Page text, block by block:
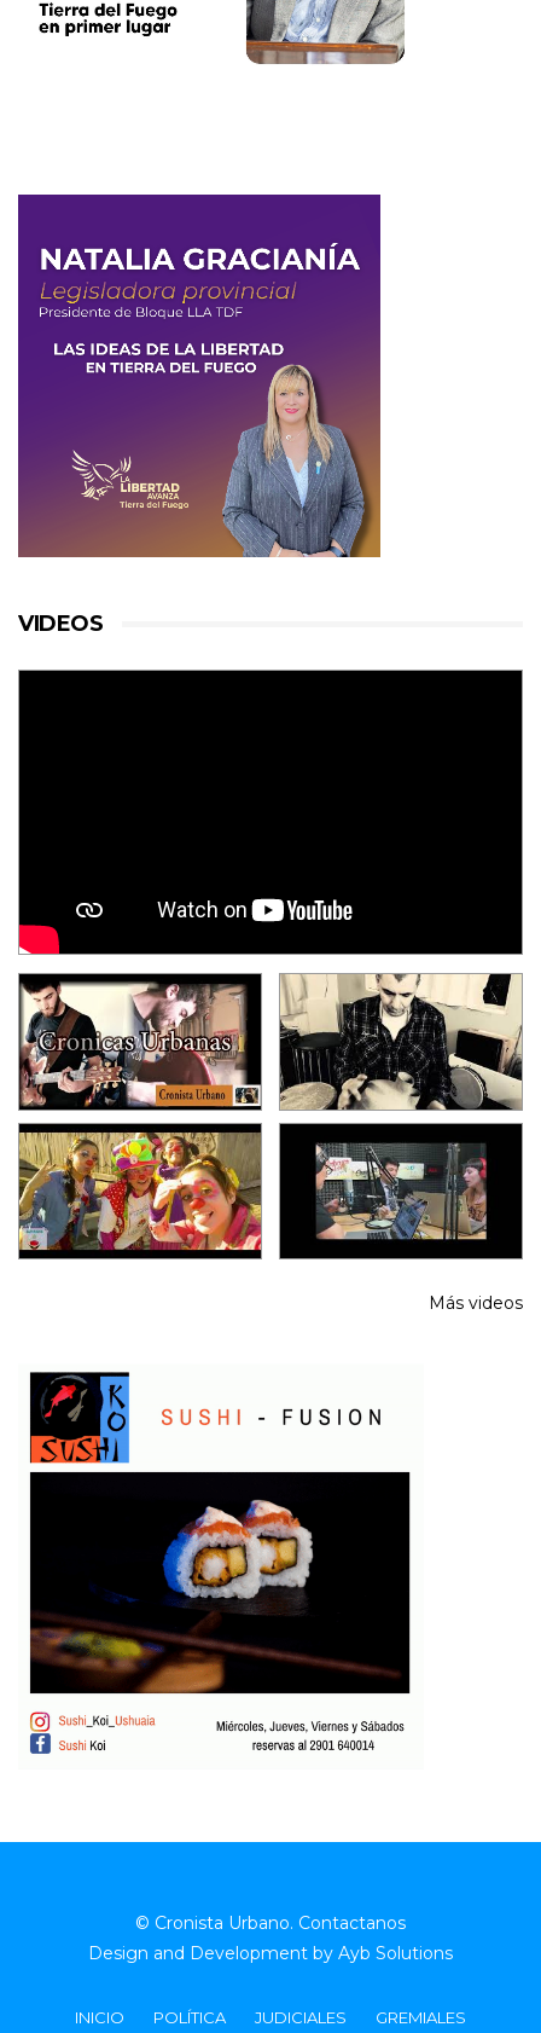
VIDEOS
Más videos
© Cronista Urbano. Contactanos
Design and Development by Ayb Solutions
INICIO POLÍTICA JUDICIALES GREMIALES